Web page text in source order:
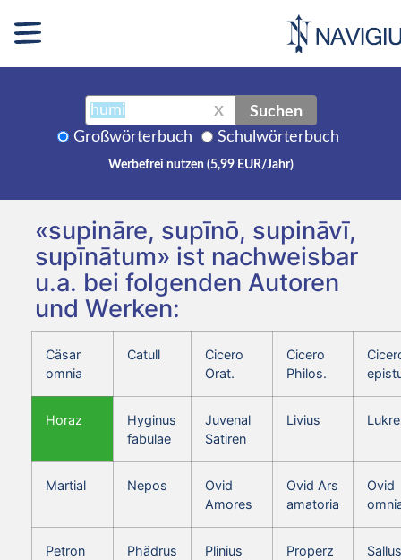
X Suchen
Großwörterbuch Schulwörterbuch
Werbefrei nutzen (5,99 EUR/Jahr)
«supināre, supīnō, supināvī,
supīnātum» ist nachweisbar
u.a. bei folgenden Autoren
und Werken:
Cäsar
omnia
Catull
Cicero
Orat.
Cicero
Philos.
Horaz
Hyginus
fabulae
Juvenal
Satiren
Livius
Martial Nepos
Ovid
Amores
Ovid Ars
amatoria
Ovid
Petron
Phädrus
Plinius
Properz